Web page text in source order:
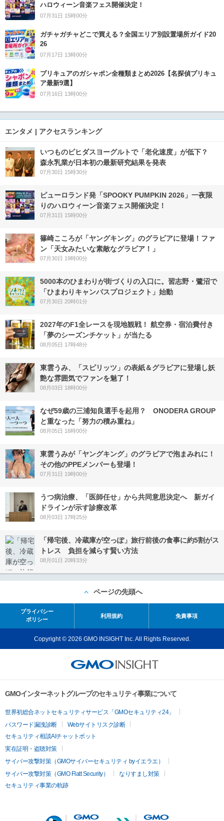
ハロウィーン音楽フェス開催決定！
07月31日 15時00分
ガチャガチャどこで買える？全国エリア別設置場所ガイド20
26
07月17日 13時00分
プリキュアのガシャポン全種類まとめ2026【名探偵プリキュ
ア最新9選】
07月16日 13時00分
エンタメ | アクセスランキング
いつものビヒダスヨーグルトで「老化速度」が低下？
森永乳業が日本初の最新研究結果を発表
07月30日 15時30分
ピューロランド発「SPOOKY PUMPKIN 2026」一夜限
りのハロウィーン音楽フェス開催決定！
07月31日 15時00分
篠崎こころが「ヤングキング」のグラビアに登場！ファ
ン「天女みたいな素敵なグラビア！」
07月30日 19時00分
5000本のひまわりが街づくりの入口に。習志野・鷺沼で
「ひまわりキャンパスプロジェクト」始動
07月30日 20時01分
2027年のF1全レースを現地観戦！ 航空券・宿泊費付き
「夢のシーズンチケット」が当たる
08月05日 17時48分
東雲うみ、「スピリッツ」の表紙＆グラビアに登場し妖
艶な雰囲気でファンを魅了！
08月03日 18時00分
なぜ59歳の三浦知良選手を起用？ ONODERA GROUP
と重なった「努力の積み重ね」
08月05日 16時00分
東雲うみが「ヤングキング」のグラビアで泡まみれに！
その他のPPEメンバーも登場！
07月31日 19時00分
うつ病治療、「医師任せ」から共同意思決定へ 新ガイ
ドラインが示す診療改革
08月03日 17時25分
「帰宅後、冷蔵庫が空っぽ」旅行前後の食事に約5割がス
トレス 負担を減らす賢い方法
08月01日 20時33分
ページの先頭へ
プライバシー
ポリシー
利用規約 免責事項
Copyright © 2026 GMO INSIGHT Inc. All Rights Reserved.
GMOインターネットグループのセキュリティ事業について
世界初総合ネットセキュリティサービス「GMOセキュリティ24」
パスワード漏洩診断
Webサイトリスク診断
セキュリティ相談AIチャットボット
実在証明・盗聴対策
サイバー攻撃対策（GMOサイバーセキュリティ byイエラエ）
サイバー攻撃対策（GMO Flatt Security）
なりすまし対策
セキュリティ事業の軌跡